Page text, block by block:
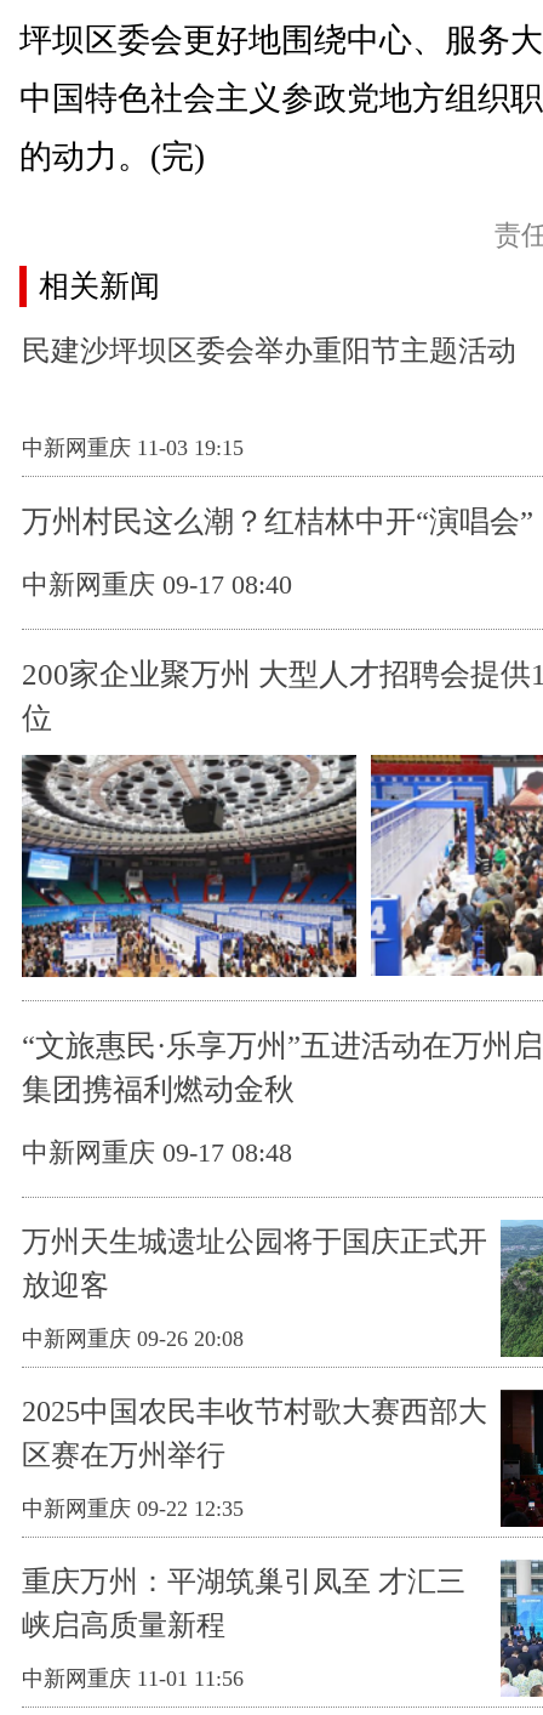
坪坝区委会更好地围绕中心、服务
中国特色社会主义参政党地方组织
的动力。(完)
责
相关新闻
民建沙坪坝区委会举办重阳节主题活动
中新网重庆 11-03 19:15
万州村民这么潮？红桔林中开“演唱会”
中新网重庆 09-17 08:40
200家企业聚万州 大型人才招聘会提供
位
“文旅惠民·乐享万州”五进活动在万州
集团携福利燃动金秋
中新网重庆 09-17 08:48
万州天生城遗址公园将于国庆正式开
放迎客
中新网重庆 09-26 20:08
2025中国农民丰收节村歌大赛西部大
区赛在万州举行
中新网重庆 09-22 12:35
重庆万州：平湖筑巢引凤至 才汇三
峡启高质量新程
中新网重庆 11-01 11:56